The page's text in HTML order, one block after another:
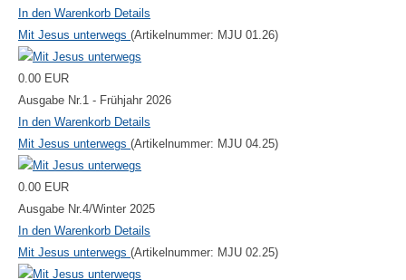
In den Warenkorb Details
Mit Jesus unterwegs (Artikelnummer: MJU 01.26)
0.00 EUR
Ausgabe Nr.1 - Frühjahr 2026
In den Warenkorb Details
Mit Jesus unterwegs (Artikelnummer: MJU 04.25)
0.00 EUR
Ausgabe Nr.4/Winter 2025
In den Warenkorb Details
Mit Jesus unterwegs (Artikelnummer: MJU 02.25)